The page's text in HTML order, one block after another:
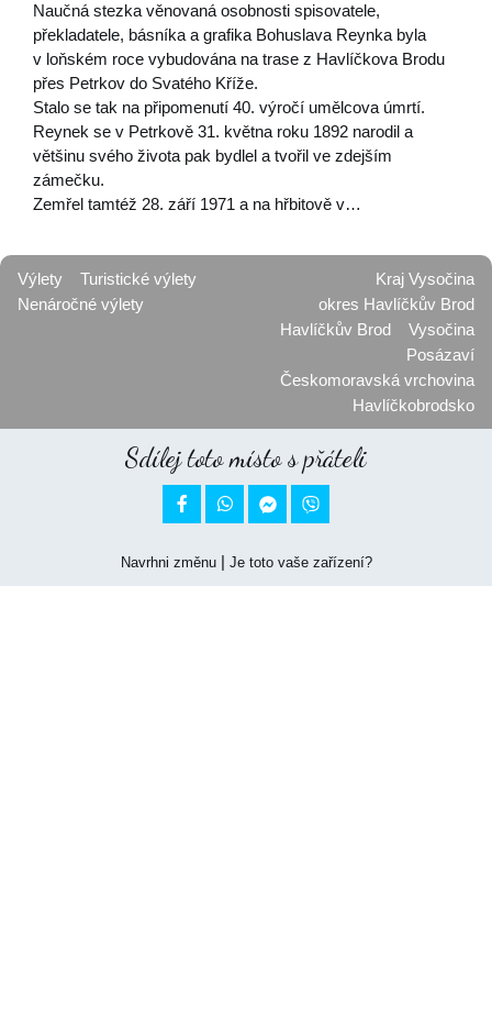
Naučná stezka věnovaná osobnosti spisovatele,
překladatele, básníka a grafika Bohuslava Reynka byla
v loňském roce vybudována na trase z Havlíčkova Brodu
přes Petrkov do Svatého Kříže.
Stalo se tak na připomenutí 40. výročí umělcova úmrtí.
Reynek se v Petrkově 31. května roku 1892 narodil a
většinu svého života pak bydlel a tvořil ve zdejším
zámečku.
Zemřel tamtéž 28. září 1971 a na hřbitově v…
Výlety
Turistické výlety
Nenáročné výlety
Kraj Vysočina
okres Havlíčkův Brod
Havlíčkův Brod
Vysočina
Posázaví
Českomoravská vrchovina
Havlíčkobrodsko
Sdílej toto místo s přáteli
 
Navrhni změnu| Je toto vaše zařízení?